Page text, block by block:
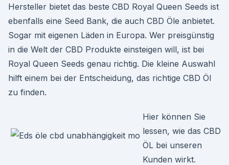
Hersteller bietet das beste CBD Royal Queen Seeds ist
ebenfalls eine Seed Bank, die auch CBD Öle anbietet.
Sogar mit eigenen Läden in Europa. Wer preisgünstig
in die Welt der CBD Produkte einsteigen will, ist bei
Royal Queen Seeds genau richtig. Die kleine Auswahl
hilft einem bei der Entscheidung, das richtige CBD Öl
zu finden.
Hier können Sie
lessen, wie das CBD
ÖL bei unseren
Kunden wirkt.